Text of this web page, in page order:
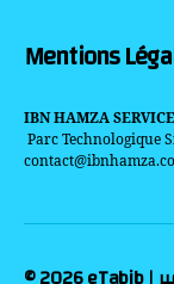
Mentions
IBN HAMZA
Parc Technologique